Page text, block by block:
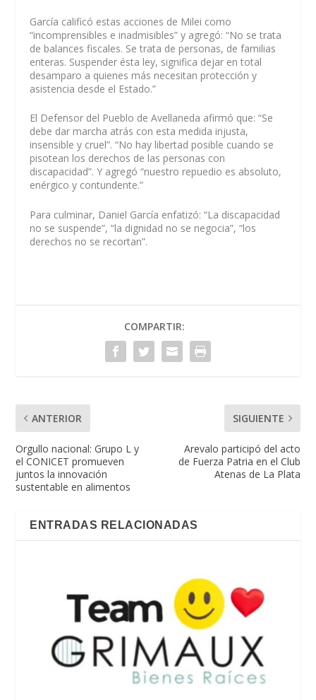
García calificó estas acciones de Milei como
“incomprensibles e inadmisibles” y agregó: “No se trata
de balances fiscales. Se trata de personas, de familias
enteras. Suspender ésta ley, significa dejar en total
desamparo a quienes más necesitan protección y
asistencia desde el Estado.”
El Defensor del Pueblo de Avellaneda afirmó que: “Se
debe dar marcha atrás con esta medida injusta,
insensible y cruel”. “No hay libertad posible cuando se
pisotean los derechos de las personas con
discapacidad”. Y agregó “nuestro repuedio es absoluto,
enérgico y contundente.”
Para culminar, Daniel García enfatizó: “La discapacidad
no se suspende”, “la dignidad no se negocia”, “los
derechos no se recortan”.
COMPARTIR:
ANTERIOR
Orgullo nacional: Grupo L y
el CONICET promueven
juntos la innovación
sustentable en alimentos
SIGUIENTE
Arevalo participó del acto
de Fuerza Patria en el Club
Atenas de La Plata
ENTRADAS RELACIONADAS